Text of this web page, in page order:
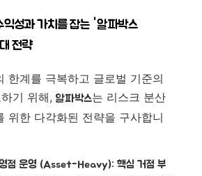
성과 가치를 잡는 '알파박스
전략
한계를 극복하고 글로벌 기준의
기 위해, 알파박스는 리스크 분산
위한 다각화된 전략을 구사합니
영점 운영 (Asset-Heavy): 핵심 거점 부